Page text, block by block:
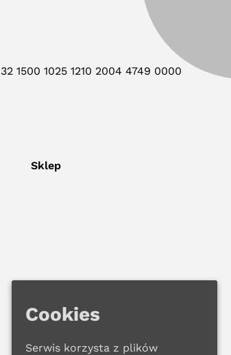
32 1500 1025 1210 2004 4749 0000
Sklep
Cookies
Serwis korzysta z plików